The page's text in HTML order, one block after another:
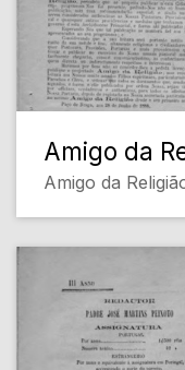
Amigo da
Amigo da